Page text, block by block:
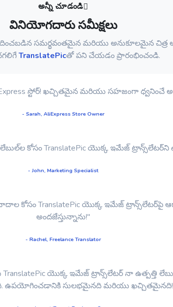
అన్నీ చూడండి
వినియోగదారు సమీక్షలు
సమర్థవంతమైన మరియు అనుకూలమైన చిత్ర
TranslatePicతో పని చేయడం ప్రారంభించండి.
స్టోర్! ఖచ్చితమైన మరియు సహజంగా
- Sarah, AliExpress Store Owner
కోసం TranslatePic యొక్క ఇమేజ్
- John, Marketing Specialist
కోసం TranslatePic యొక్క ఇమేజ్ ట్రాన్స్‌లేటర్‌పై
అందజేస్తున్నాను!"
- Rachel, Freelance Translator
యొక్క ఇమేజ్ ట్రాన్స్‌లేటర్ నా ఉత్పత్తి
ఉపయోగించడానికి సులభమైనది మరియు